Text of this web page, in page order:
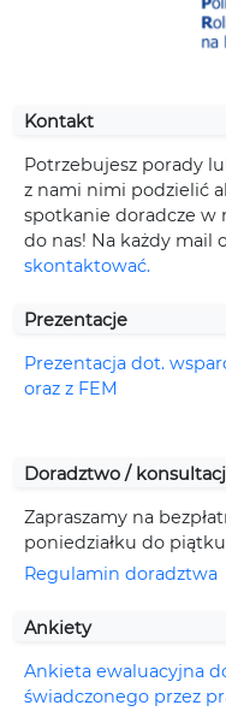
Kontakt
Potrzebujesz porady
z nami nimi podzielić
spotkanie doradcze w
do nas! Na każdy mail
skontaktować.
Prezentacje
Prezentacja dot.
oraz z FEM
Doradztwo /
Zapraszamy na
poniedziałku do
Regulamin doradztwa
Ankiety
Ankieta ewaluacyjna
świadczonego przez